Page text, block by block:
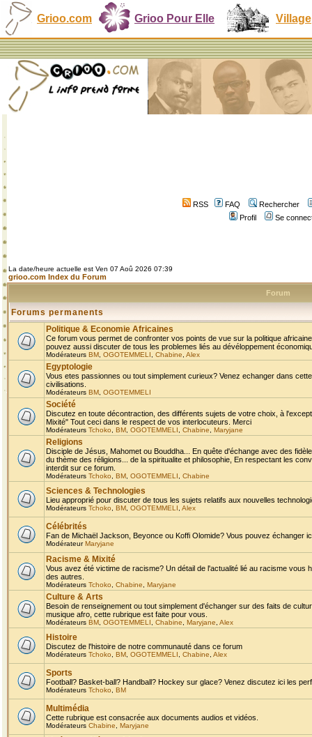
Grioo.com Grioo Pour Elle Village
RSS FAQ
Rechercher
Profil
Se
La date/heure actuelle est Ven 07 Aoû 2026 07:39
grioo.com Index du Forum
Forum
Forums permanents
Politique & Economie Africaines
Ce forum vous permet de confronter vos points de vue sur la politique
pouvez aussi discuter de tous les problemes liés au dévéloppement
Modérateurs BM OGOTEMMELI Chabine Alex
Egyptologie
Vous etes passionnes ou tout simplement curieux? Venez echanger dans
civilisations.
Modérateurs BM OGOTEMMELI
Société
Discutez en toute décontraction, des différents sujets de votre choix, à
Mixité" Tout ceci dans le respect de vos interlocuteurs. Merci
Modérateurs Tchoko BM OGOTEMMELI Chabine Maryjane
Religions
Disciple de Jésus, Mahomet ou Bouddha... En quête d'échange avec des
du thème des réligions... de la spiritualite et philosophie, En respectant les
interdit sur ce forum.
Modérateurs Tchoko BM OGOTEMMELI Chabine
Sciences & Technologies
Lieu approprié pour discuter de tous les sujets relatifs aux nouvelles
Modérateurs Tchoko BM OGOTEMMELI Alex
Célébrités
Fan de Michaël Jackson, Beyonce ou Koffi Olomide? Vous pouvez échanger
ModérateurMaryjane
Racisme & Mixité
Vous avez été victime de racisme? Un détail de l'actualité lié au racisme
des autres.
Modérateurs Tchoko Chabine Maryjane
Culture & Arts
Besoin de renseignement ou tout simplement d'échanger sur des faits de
musique afro, cette rubrique est faite pour vous.
Modérateurs BM OGOTEMMELI Chabine Maryjane Alex
Histoire
Discutez de l'histoire de notre communauté dans ce forum
Modérateurs Tchoko BM OGOTEMMELI Chabine Alex
Sports
Football? Basket-ball? Handball? Hockey sur glace? Venez discutez ici les
Modérateurs Tchoko BM
Multimédia
Cette rubrique est consacrée aux documents audios et vidéos.
Modérateurs Chabine Maryjane